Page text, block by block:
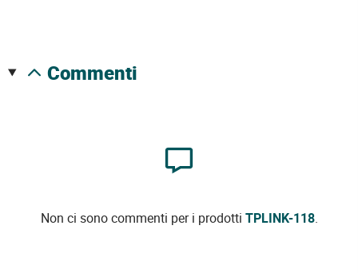
commenti
Non ci sono commenti per i prodotti TPLINK-118.